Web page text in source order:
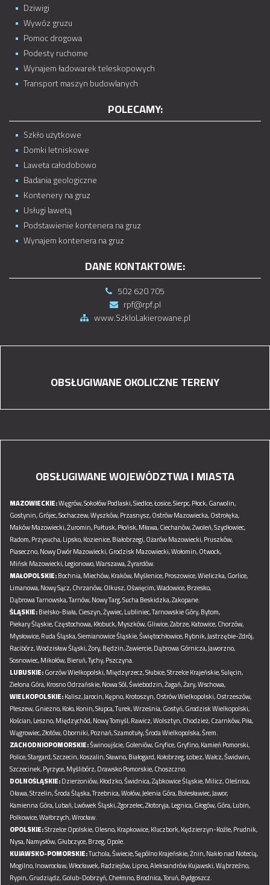
Dziwigi
Wywóz gruzu
Pomoc drogowa
Podesty ruchome
Wynajem ładowarek teleskopowych
Transport maszyn budowlanych
POLECAMY:
Szkło użytkowe
Domki letniskowe
Laweta całodobowo
Badania geologiczne
Kontenery na gruz
Usługi lawetą
Podstawienie kontenera na gruz
Wynajem kontenera na gruz
DANE KONTAKTOWE:
502 620 705
rpf@rpf.pl
www.SzkloLakierowane.pl
OBSŁUGIWANE OKOLICZNE TERENY
OBSŁUGIWANE WOJEWÓDZTWA I MIASTA
MAZOWIECKIE:Węgrów,Sokołów Podlaski,Siedlce,Łosice,Sierpc,Płock,Garwolin,
Gostynin,Grójec,Sochaczew,Wyszków,Przasnysz,Ostrów Mazowiecka,Ostrołęka,
Maków Mazowiecki,Żuromin,Pułtusk,Płońsk,Mława,Ciechanów,Zwoleń,Szydłowiec,
Radom,Przysucha,Lipsko,Kozienice,Białobrzegi,Ożarów Mazowiecki,Pruszków,
Piaseczno,Nowy Dwór Mazowiecki,Grodzisk Mazowiecki,Wołomin,Otwock,
Mińsk Mazowiecki,Legionowo,Warszawa,Żyrardów.
MAŁOPOLSKIE:Bochnia,Miechów,Kraków,Myślenice,Proszowice,Wieliczka,Gorlice,
Limanowa,Nowy Sącz,Chrzanów,Olkusz,Oświęcim,Wadowice,Brzesko,
Dąbrowa Tarnowska,Tarnów,Nowy Targ,Sucha Beskidzka,Zakopane.
ŚLĄSKIE:Bielsko-Biała,Cieszyn,Żywiec,Lubliniec,Tarnowskie Góry,Bytom,
Piekary Śląskie,Częstochowa,Kłobuck,Myszków,Gliwice,Zabrze,Katowice,Chorzów,
Mysłowice,Ruda Śląska,Siemianowice Śląskie,Świętochłowice,Rybnik,Jastrzębie-Zdrój,
Racibórz,Wodzisław Śląski,Żory,Będzin,Zawiercie,Dąbrowa Górnicza,Jaworzno,
Sosnowiec,Mikołów,Bieruń,Tychy,Pszczyna.
LUBUSKIE:Gorzów Wielkopolski,Międzyrzecz,Słubice,Strzelce Krajeńskie,Sulęcin,
Zielona Góra,Krosno Odrzańskie,Nowa Sól,Świebodzin,Żagań,Żary,Wschowa,
WIELKOPOLSKIE:Kalisz,Jarocin,Kępno,Krotoszyn,Ostrów Wielkopolski,Ostrzeszów,
Pleszew,Gniezno,Koło,Konin,Słupca,Turek,Września,Gostyń,Grodzisk Wielkopolski,
Kościan,Leszno,Międzychód,Nowy Tomyśl,Rawicz,Wolsztyn,Chodzież,Czarnków,Piła,
Wągrowiec,Złotów,Oborniki,Poznań,Szamotuły,Środa Wielkopolska,Śrem.
ZACHODNIOPOMORSKIE:Świnoujście,Goleniów,Gryfice,Gryfino,Kamień Pomorski,
Police,Stargard,Szczecin,Koszalin,Sławno,Białogard,Kołobrzeg,Łobez,Wałcz,Świdwin,
Szczecinek,Pyrzyce,Myślibórz,Drawsko Pomorskie,Choszczno.
DOLNOŚLĄSKIE:Dzierżoniów,Kłodzko,Świdnica,Ząbkowice Śląskie,Milicz,Oleśnica,
Oława,Strzelin,Środa Śląska,Trzebnica,Wołów,Jelenia Góra,Bolesławiec,Jawor,
Kamienna Góra,Lubań,Lwówek Śląski,Zgorzelec,Złotoryja,Legnica,Głogów,Góra,Lubin,
Polkowice,Wałbrzych,Wrocław.
OPOLSKIE:Strzelce Opolskie,Olesno,Krapkowice,Kluczbork,Kędzierzyn-Koźle,Prudnik,
Nysa,Namysłów,Głubczyce,Brzeg,Opole.
KUJAWSKO-POMORSKIE:Tuchola,Świecie,Sępólno Krajeńskie,Żnin,Nakło nad Notecią,
Mogilno,Inowrocław,Włocławek,Radziejów,Lipno,Aleksandrów Kujawski,Wąbrzeźno,
Rypin,Grudziądz,Golub-Dobrzyń,Chełmno,Brodnica,Toruń,Bydgoszcz.